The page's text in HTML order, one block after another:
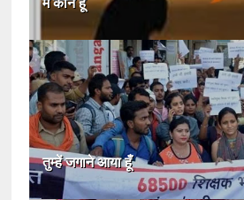
तुम्हें जगाने आया हूँ